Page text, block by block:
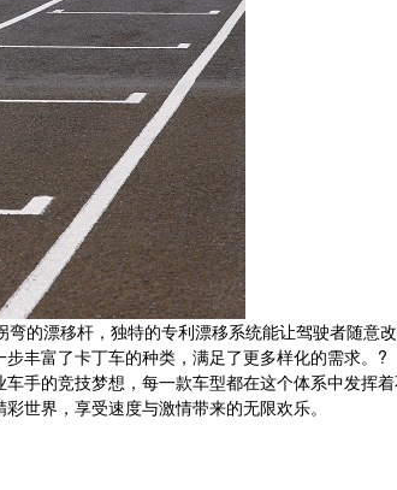
的漂移杆，独特的专利漂移系统能让驾驶者随意
丰富了卡丁车的种类，满足了更多样化的需求。?
手的竞技梦想，每一款车型都在这个体系中发挥
世界，享受速度与激情带来的无限欢乐。